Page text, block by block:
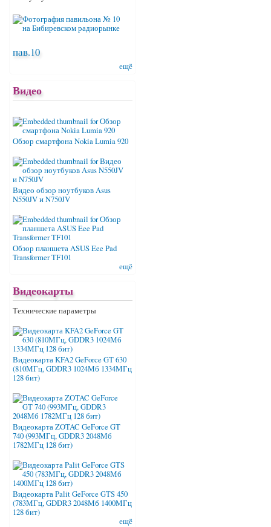
пав.10
ещё
Видео
Обзор смартфона Nokia Lumia 920
Видео обзор ноутбуков Asus
N550JV и N750JV
Обзор планшета ASUS Eee Pad
Transformer TF101
ещё
Видеокарты
Технические параметры
Видеокарта KFA2 GeForce GT 630
(810МГц, GDDR3 1024Мб 1334МГц
128 бит)
Видеокарта ZOTAC GeForce GT
740 (993МГц, GDDR3 2048Мб
1782МГц 128 бит)
Видеокарта Palit GeForce GTS 450
(783МГц, GDDR3 2048Мб 1400МГц
128 бит)
ещё